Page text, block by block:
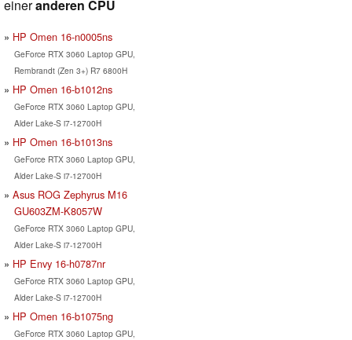
eineranderen CPU
HP Omen 16-n0005ns
GeForce RTX 3060 Laptop GPU,
Rembrandt (Zen 3+) R7 6800H
HP Omen 16-b1012ns
GeForce RTX 3060 Laptop GPU,
Alder Lake-S i7-12700H
HP Omen 16-b1013ns
GeForce RTX 3060 Laptop GPU,
Alder Lake-S i7-12700H
Asus ROG Zephyrus M16
GU603ZM-K8057W
GeForce RTX 3060 Laptop GPU,
Alder Lake-S i7-12700H
HP Envy 16-h0787nr
GeForce RTX 3060 Laptop GPU,
Alder Lake-S i7-12700H
HP Omen 16-b1075ng
GeForce RTX 3060 Laptop GPU,